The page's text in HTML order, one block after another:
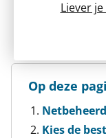
Liever
Op deze
Kies de